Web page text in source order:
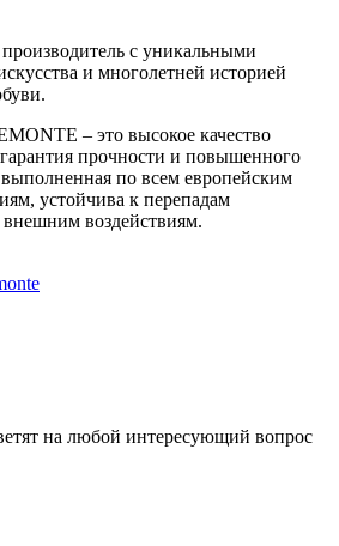
с уникальными
и многолетней историей
– это высокое качество
прочности и повышенного
по всем европейским
устойчива к перепадам
воздействиям.
на любой интересующий вопрос